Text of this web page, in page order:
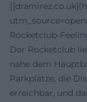
Rocketclub-
Der Rocketclub
nahe dem
Parkplätze, die
erreichbar, und